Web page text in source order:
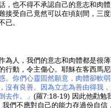
，也不得不承認自己的意志和肉
接受自己竟然可以在頃刻間，三
已。
為人，我們的意志和肉體都是很
行動，令主傷心。耶穌在客西馬
。你們心靈固然願意，肉體卻軟
沒有良善。因為立志為善由得我
去作。」(羅7:18-19) 因此他勸勉
們不應對自己的能力存過份自信